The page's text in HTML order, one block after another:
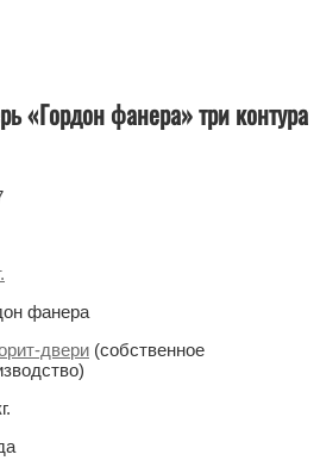
«Гордон фанера» три контура
фанера
двери (собственное
.